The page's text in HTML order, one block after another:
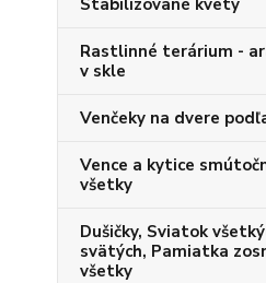
Stabilizované kvety
Rastlinné terárium -
v skle
Venčeky na dvere
Vence a kytice
všetky
Dušičky, Sviatok
svätých, Pamiatka
všetky